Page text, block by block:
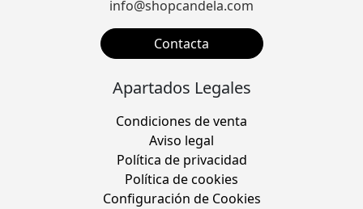
info@shopcandela.com
Contacta
Apartados Legales
Condiciones de venta
Aviso legal
Política de privacidad
Política de cookies
Configuración de Cookies